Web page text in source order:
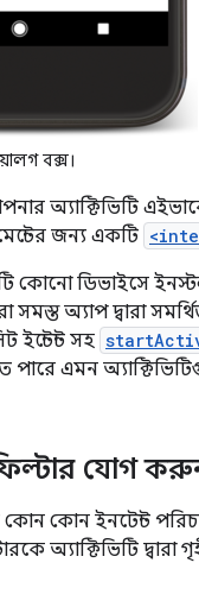
বক্স।
অ্যাক্টিভিটি
জন্য একটি
কোনো ডিভাইসে
সমস্ত অ্যাপ দ্বারা
ইন্টেন্ট সহ
পারে এমন
ফিল্টার যোগ
কোন কোন ইনটেন্ট
অ্যাক্টিভিটি